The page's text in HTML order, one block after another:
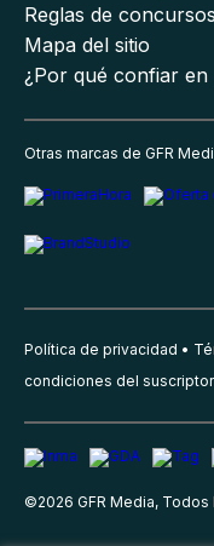
Reglas de concursos
Mapa del sitio
¿Por qué confiar
Otras marcas de GFR
Política de privacidad
condiciones del suscriptor
©2026 GFR Media,